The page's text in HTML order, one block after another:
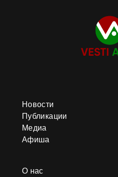
Новости
Публикации
Медиа
Афиша
О нас